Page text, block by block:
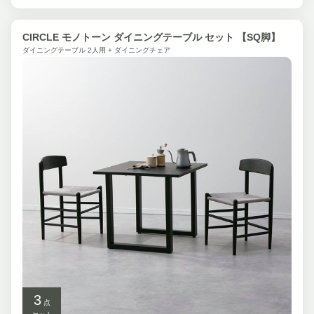
CIRCLE モノトーン ダイニングテーブル セット 【SQ脚】
ダイニングテーブル 2人用 + ダイニングチェア
3点